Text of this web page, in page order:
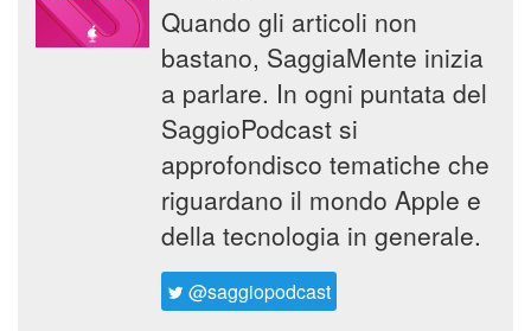
Quando gli articoli non
bastano, SaggiaMente inizia
a parlare. In ogni puntata del
SaggioPodcast si
approfondisco tematiche che
riguardano il mondo Apple e
della tecnologia in generale.
@saggiopodcast